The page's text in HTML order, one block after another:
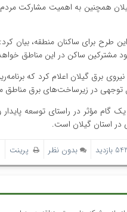
طرح برای ساکنان منطقه، بیان
مشترکین ساکن در این مناطق
برق گیلان اعلام کرد که
توجهی در زیرساخت‌های برق مناطق
گام مؤثر در راستای توسعه
استان گیلان است.
بدون نظر پرینت